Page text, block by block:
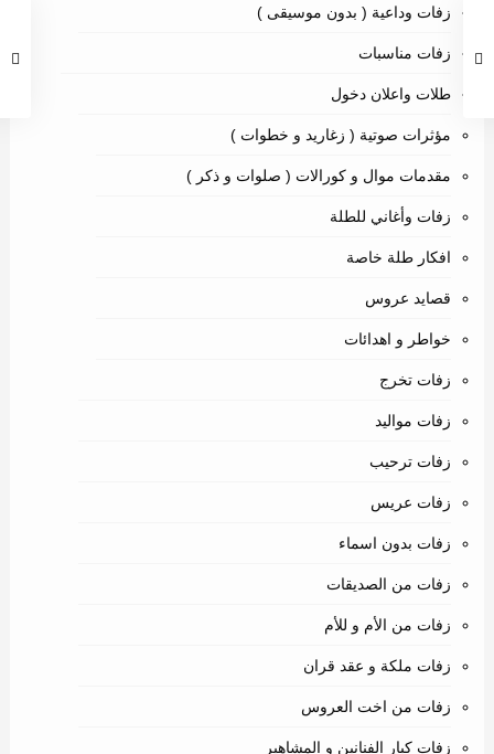
زفات وداعية ( بدون موسيقى )
زفات مناسبات
طلات واعلان دخول
مؤثرات صوتية ( زغاريد و خطوات )
مقدمات موال و كورالات ( صلوات و ذكر )
زفات وأغاني للطلة
افكار طلة خاصة
قصايد عروس
خواطر و اهدائات
زفات تخرج
زفات مواليد
زفات ترحيب
زفات عريس
زفات بدون اسماء
زفات من الصديقات
زفات من الأم و للأم
زفات ملكة و عقد قران
زفات من اخت العروس
زفات كبار الفنانين و المشاهير